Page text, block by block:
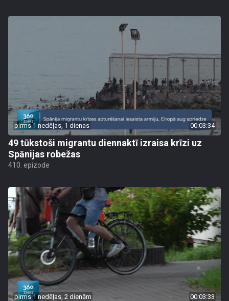
pirms 1 nedēļas, 1 dienas 00:03:34
49 tūkstoši migrantu diennaktī izraisa krīzi uz
Spānijas robežas
410. epizode
pirms 1 nedēļas, 2 dienām 00:03:33